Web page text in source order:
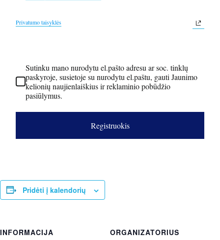
Privatumo taisyklės
Sutinku mano nurodytu el.pašto adresu ar soc. tinklų
paskyroje, susietoje su nurodytu el.paštu, gauti Jaunimo
kelionių naujienlaiškius ir reklaminio pobūdžio
pasiūlymus.
Registruokis
Pridėti į kalendorių
INFORMACIJA
ORGANIZATORIUS